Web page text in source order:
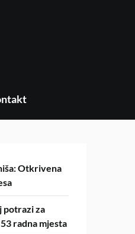
Otkrivena
potrazi za
radna mjesta